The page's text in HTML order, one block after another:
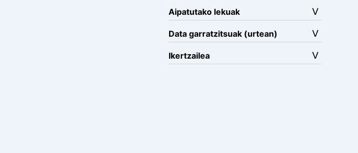
Aipatutako lekuak
Data garratzitsuak (urtean)
Ikertzailea